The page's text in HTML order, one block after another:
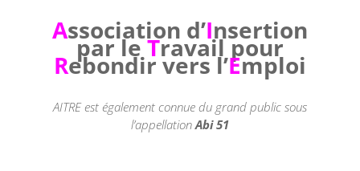
Association d’Insertion
par leTravail pour
Rebondir vers l’Emploi
AITRE est également connue du grand public sous
l’appellationAbi 51